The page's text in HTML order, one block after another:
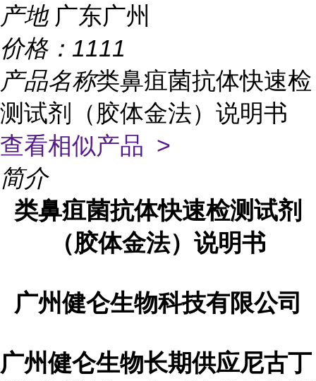
产地 广东广州
价格： 1111
产品名称类鼻疽菌抗体快速检
测试剂（胶体金法）说明书
查看相似产品 >
简介
类鼻疽菌抗体快速检测试剂
（胶体金法）说明书
广州健仑生物科技有限公司
广州健仑生物长期供应尼古丁